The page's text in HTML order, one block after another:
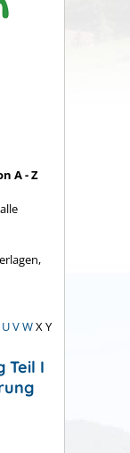
A - Z
UVWX Y
Teil I